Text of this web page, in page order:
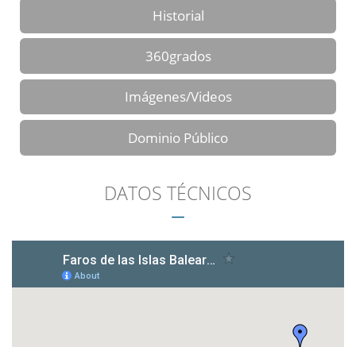
Historial
360grados
Imágenes/Videos
Dominio Público
DATOS TÉCNICOS